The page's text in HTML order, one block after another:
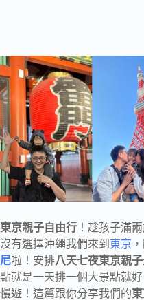
東京親子自由行 ！趁孩子滿
沒有選擇沖繩我們來到 東京
尼啦！安排八天七夜東京親
點就是一天排一個大景點就
慢遊！這篇跟你分享我們的